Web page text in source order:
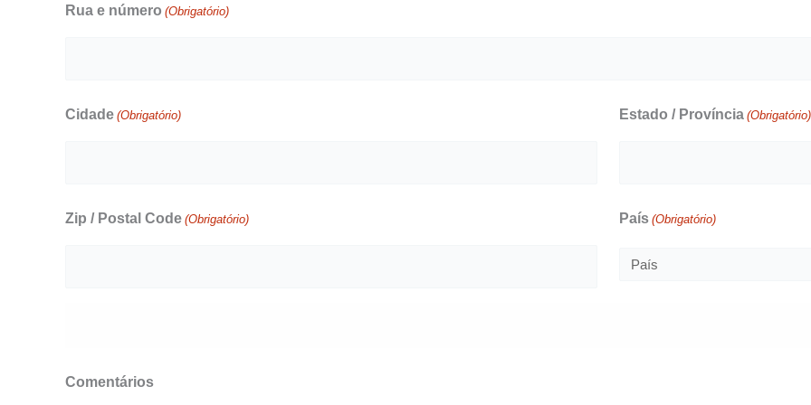
Rua e número (Obrigatório)
Cidade (Obrigatório) Estado / Província (Obrigatório)
Zip / Postal Code (Obrigatório) País (Obrigatório)
Comentários